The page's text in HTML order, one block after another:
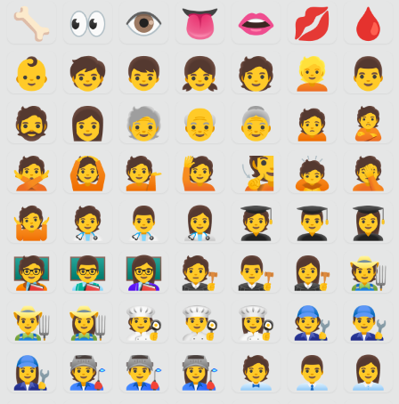
🦴 👀 👁 👅 👄 💋
🩸
👶 🧒 👦 👧 🧑 👱
👨
🧔 👩 🧓 👴 👵 🙍
🙎
🙅 🙆 💁 🙋 🧏 🙇 🤦
🤷 🧑‍⚕️ 👨‍⚕️ 👩‍⚕️ 🧑‍🎓 👨‍🎓 👩‍🎓
🧑‍🏫 👨‍🏫 👩‍🏫 🧑‍⚖️ 👨‍⚖️ 👩‍⚖️ 🧑‍🌾
👨‍🌾 👩‍🌾 🧑‍🍳 👨‍🍳 👩‍🍳 🧑‍🔧 👨‍🔧
👩‍🔧 🧑‍🏭 👨‍🏭 👩‍🏭 🧑‍💼 👨‍💼
👩‍💼